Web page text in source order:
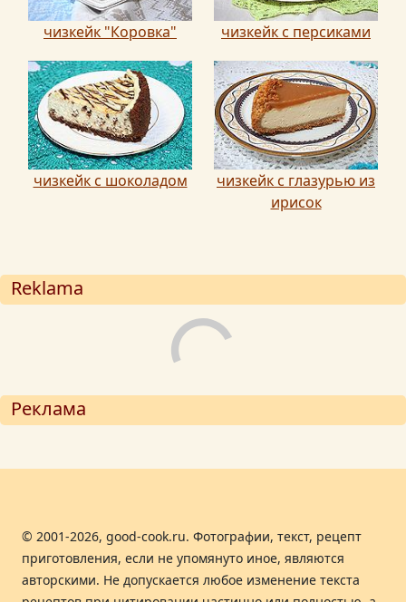
чизкейк "Коровка" чизкейк с персиками
чизкейк с шоколадом
чизкейк с глазурью из
ирисок
Reklama
Реклама
© 2001-2026, good-cook.ru. Фотографии, текст, рецепт
приготовления, если не упомянуто иное, являются
авторскими. Не допускается любое изменение текста